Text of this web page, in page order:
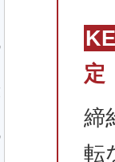
定
締
転